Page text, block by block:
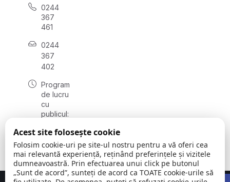
0244
367
461
0244
367
402
Program
de lucru
cu
publicul:
vineri
08:00 -
16:00
Acest site folosește cookie
Folosim cookie-uri pe site-ul nostru pentru a vă oferi cea
mai relevantă experiență, reținând preferințele și vizitele
dumneavoastră. Prin efectuarea unui click pe butonul
„Sunt de acord”, sunteți de acord ca TOATE cookie-urile să